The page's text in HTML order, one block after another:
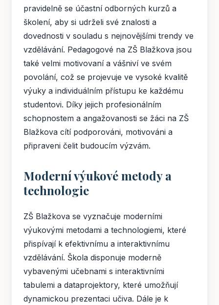
pravidelně se účastní odborných kurzů a
školení, aby si udrželi své znalosti a
dovednosti v souladu s nejnovějšími trendy ve
vzdělávání. Pedagogové na ZŠ Blažkova jsou
také velmi motivovaní a vášniví ve svém
povolání, což se projevuje ve vysoké kvalitě
výuky a individuálním přístupu ke každému
studentovi. Díky jejich profesionálním
schopnostem a angažovanosti se žáci na ZŠ
Blažkova cítí podporováni, motivováni a
připraveni čelit budoucím výzvám.
Moderní výukové metody a
technologie
ZŠ Blažkova se vyznačuje moderními
výukovými metodami a technologiemi, které
přispívají k efektivnímu a interaktivnímu
vzdělávání. Škola disponuje moderně
vybavenými učebnami s interaktivními
tabulemi a dataprojektory, které umožňují
dynamickou prezentaci učiva. Dále je k